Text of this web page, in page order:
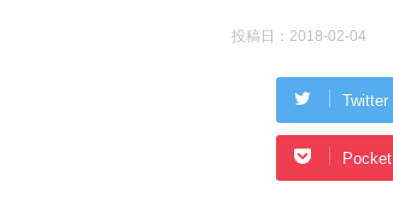
投稿日： 2018-02-04
Twitter
Pocket